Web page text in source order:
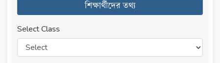
শিক্ষার্থীদের তথ্য
Select Class